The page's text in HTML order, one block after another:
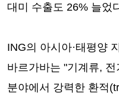
대미 수출도 26% 늘었
ING의 아시아·태평양
바르가바는 "기계류, 전
분야에서 강력한 환적